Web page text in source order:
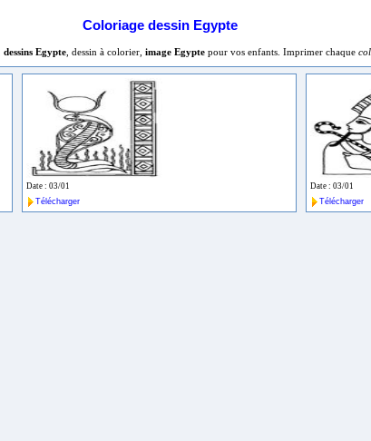
Coloriage dessin Egypte
dessins Egypte , dessin à colorier, image Egypte pour vos enfants. Imprimer chaque
Date : 03/01
Télécharger
Date : 03/01
Télécharger